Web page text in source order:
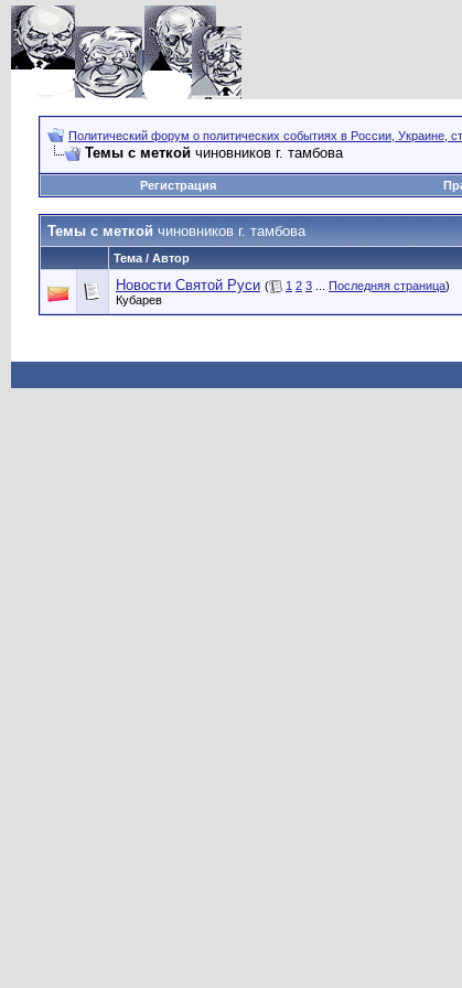
Политический форум о политических событиях в России, Украине,
Темы с меткой чиновников г. тамбова
Регистрация
Темы с меткой чиновников г. тамбова
Тема / Автор
Новости Святой Руси ( 1 2 3 Последняя страница)
Кубарев